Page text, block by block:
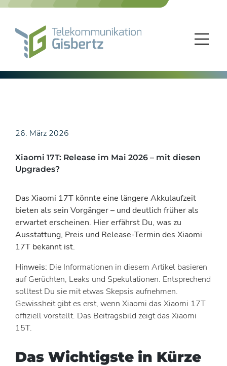
Skip
26. März 2026
Xiaomi 17T: Release im Mai 2026 – mit diesen
Upgrades?
Das Xiaomi 17T könnte eine längere Akkulaufzeit
bieten als sein Vorgänger – und deutlich früher als
erwartet erscheinen. Hier erfährst Du, was zu
Ausstattung, Preis und Release-Termin des Xiaomi
17T bekannt ist.
Hinweis: Die Informationen in diesem Artikel basieren
auf Gerüchten, Leaks und Spekulationen. Entsprechend
solltest Du sie mit etwas Skepsis aufnehmen.
Gewissheit gibt es erst, wenn Xiaomi das Xiaomi 17T
offiziell vorstellt. Das Beitragsbild zeigt das Xiaomi
15T.
Das Wichtigste in Kürze